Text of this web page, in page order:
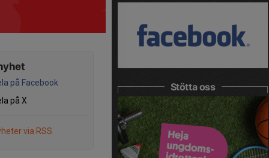
på Facebook
på X
via RSS
Stötta oss